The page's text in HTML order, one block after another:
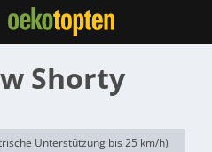
Shorty
Unterstützung bis 25 km/h)